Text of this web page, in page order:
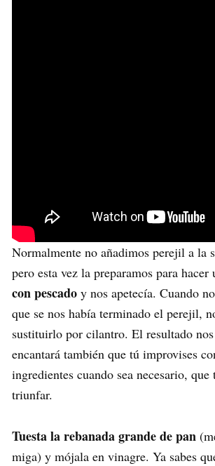
Normalmente no añadimos perejil a la
pero esta vez la preparamos para hacer
con pescado y nos apetecía. Cuando
que se nos había terminado el perejil,
sustituirlo por cilantro. El resultado
encantará también que tú improvises
ingredientes cuando sea necesario, que
triunfar.
Tuesta la rebanada grande de pan
miga) y mójala en vinagre. Ya sabes